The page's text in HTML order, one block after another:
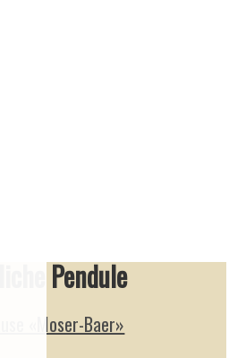
Pendule
«Moser-Baer»